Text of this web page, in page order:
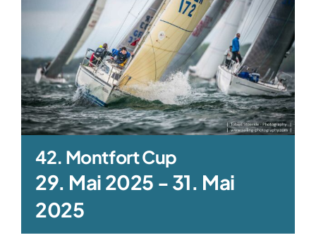
Jugend
Clubboote
Clubhaus
Sponsoren
Galerien
42. Montfort Cup
29. Mai 2025 - 31. Mai
2025